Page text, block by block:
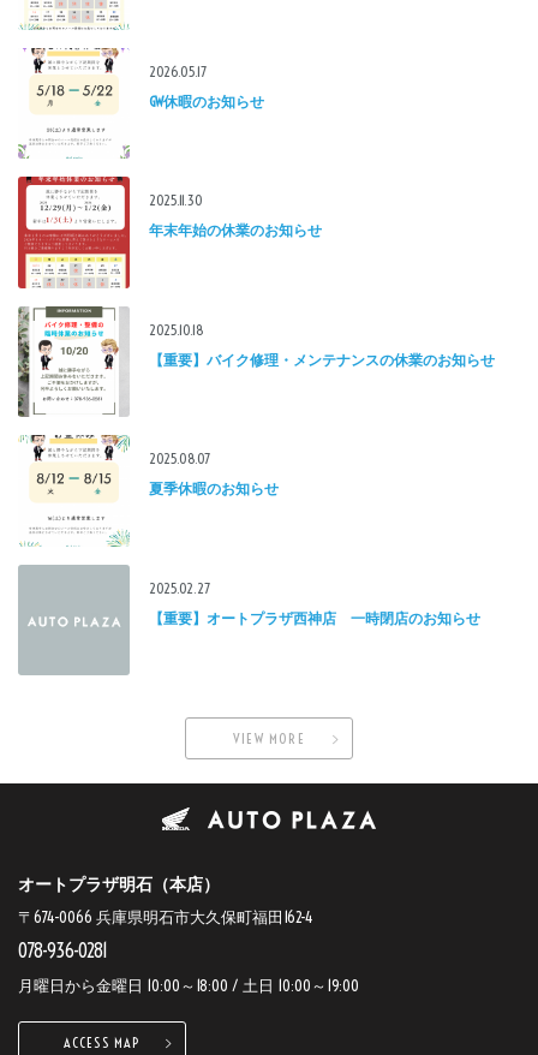
2026.05.17
GW休暇のお知らせ
2025.11.30
年末年始の休業のお知らせ
2025.10.18
【重要】バイク修理・メンテナンスの休業のお知らせ
2025.08.07
夏季休暇のお知らせ
2025.02.27
【重要】オートプラザ西神店 一時閉店のお知らせ
VIEW MORE
オートプラザ明石（本店）
〒674-0066 兵庫県明石市大久保町福田162-4
078-936-0281
月曜日から金曜日 10:00～18:00 / 土日 10:00～19:00
ACCESS MAP